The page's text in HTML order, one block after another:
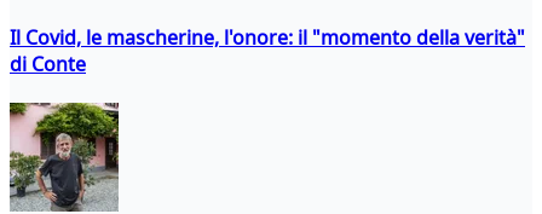
Il Covid, le mascherine, l'onore: il "momento della verità"
di Conte